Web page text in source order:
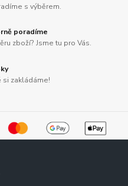
s výběrem.
poradíme
zboží? Jsme tu pro Vás.
si zakládáme!